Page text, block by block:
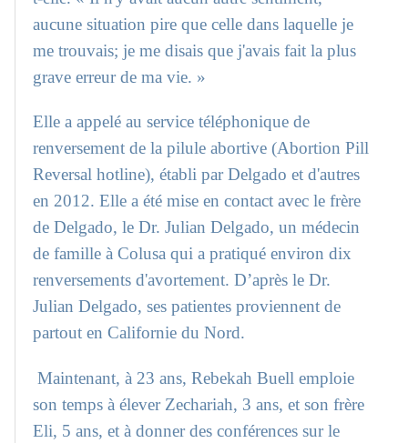
aucune situation pire que celle dans laquelle je
me trouvais; je me disais que j'avais fait la plus
grave erreur de ma vie. »
Elle a appelé au service téléphonique de
renversement de la pilule abortive (Abortion Pill
Reversal hotline), établi par Delgado et d'autres
en 2012. Elle a été mise en contact avec le frère
de Delgado, le Dr. Julian Delgado, un médecin
de famille à Colusa qui a pratiqué environ dix
renversements d'avortement. D’après le Dr.
Julian Delgado, ses patientes proviennent de
partout en Californie du Nord.
Maintenant, à 23 ans, Rebekah Buell emploie
son temps à élever Zechariah, 3 ans, et son frère
Eli, 5 ans, et à donner des conférences sur le